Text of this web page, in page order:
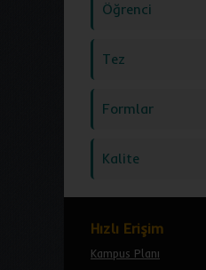
Öğrenci
Tez
Formlar
Kalite
Hızlı Erişim
Kampus Planı